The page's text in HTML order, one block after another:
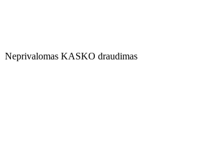
Neprivalomas KASKO draudimas